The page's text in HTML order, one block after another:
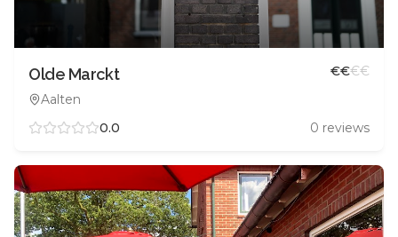
Olde Marckt
Aalten
€€€€
0.0 0 reviews